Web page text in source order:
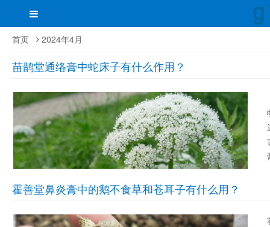
首页 2024年4月
苗鹊堂通络膏中蛇床子有什么作用？
霍善堂鼻炎膏中的鹅不食草和苍耳子有什么用？